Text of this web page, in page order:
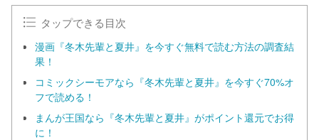
タップできる目次
漫画『冬木先輩と夏井』を今すぐ無料で読む方法の調査結
果！
コミックシーモアなら『冬木先輩と夏井』を今すぐ70%オ
フで読める！
まんが王国なら『冬木先輩と夏井』がポイント還元でお得
に！